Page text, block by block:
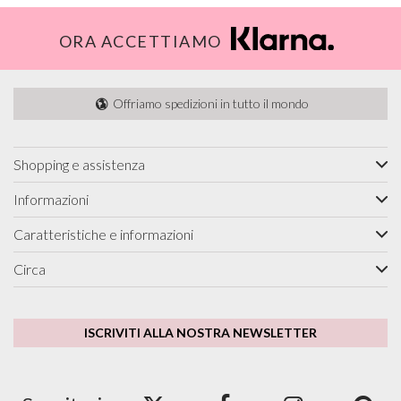
ORA ACCETTIAMO
Offriamo spedizioni in tutto il mondo
Shopping e assistenza
Informazioni
Caratteristiche e informazioni
Circa
ISCRIVITI ALLA NOSTRA NEWSLETTER